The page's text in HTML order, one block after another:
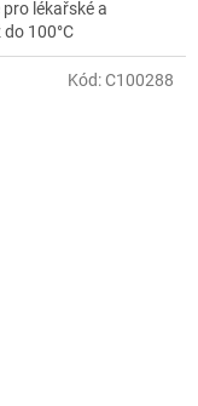
lékařské a
100°C
Kód:C100288